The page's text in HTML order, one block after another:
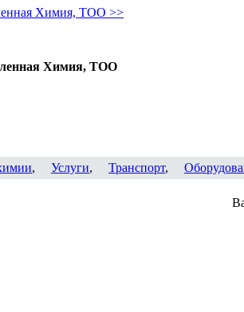
Химия, ТОО >>
Химия, ТОО
, Услуги, Транспорт,